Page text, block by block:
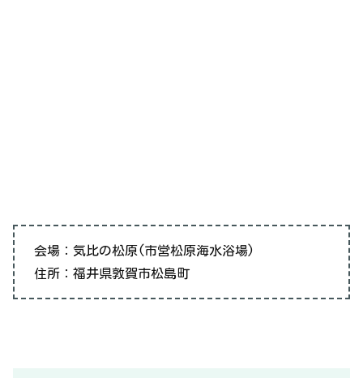
会場：気比の松原(市営松原海水浴場)
住所：福井県敦賀市松島町